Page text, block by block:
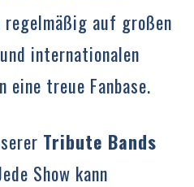
auf großen
internationalen
eine treue Fanbase.
Tribute Bands
Show kann